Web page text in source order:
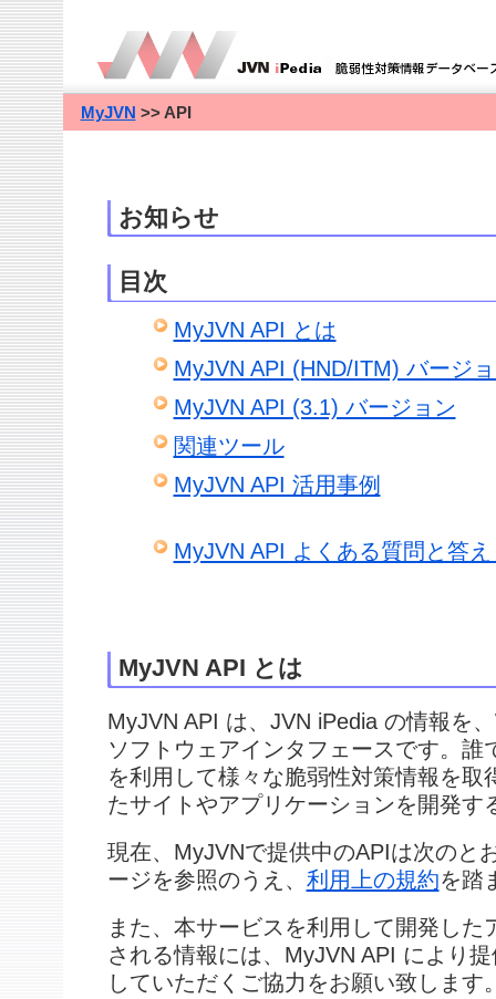
MyJVN >> API
お知らせ
目次
MyJVN API とは
MyJVN API (HND/ITM) バージ
MyJVN API (3.1) バージョン
関連ツール
MyJVN API 活用事例
MyJVN API よくある質問と答
MyJVN API とは
MyJVN API は、JVN iPedia の情報を
ソフトウェアインタフェースです。誰
を利用して様々な脆弱性対策情報を
たサイトやアプリケーションを開発す
現在、MyJVNで提供中のAPIは次のと
ージを参照のうえ、 利用上の規約を踏
また、本サービスを利用して開発し
される情報には、MyJVN API により
していただくご協力をお願い致します